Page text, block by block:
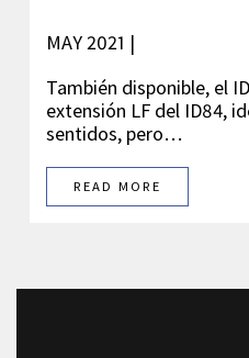
MAY 2021 |
También disponible, el
extensión LF del ID84,
sentidos, pero…
READ MORE